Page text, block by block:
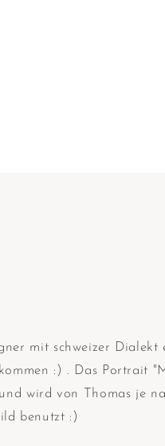
mit schweizer
:) . Das Portrait
wird von Thomas je
benutzt :)